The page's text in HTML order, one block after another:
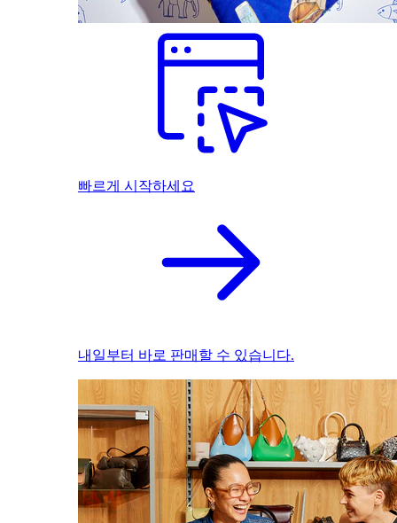
빠르게 시작하세요
내일부터 바로 판매할 수 있습니다.